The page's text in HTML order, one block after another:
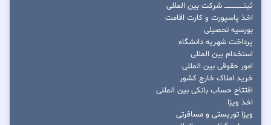
ثبتــــــــــــــــ شرکت بین المللی
اخذ پاسپورت و کارت اقامت
بورسیه تحصیلی
پرداخت شهریه دانشگاه
استخدام بین المللی
امور حقوقی بین المللی
خرید املاک خارج کشور
افتتاح حساب بانکی بین المللی
اخذ ویزا
ویزا توریستی و مسافرتی